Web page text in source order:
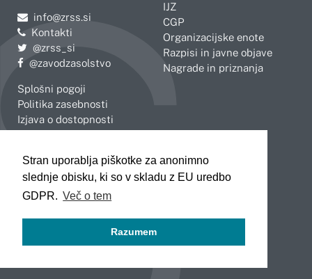
Stran uporablja piškotke za anonimno
slednje obisku, ki so v skladu z EU uredbo
GDPR. Več o tem
Razumem
Pošljite e-mail na
info@zrss.si
Kontakti
Pojdite na Twitter:
@zrss_si
Pojdite na Facebook:
@zavodzasolstvo
Splošni pogoji
Politika zasebnosti
Izjava o dostopnosti
IJZ
CGP
Organizacijske enote
Razpisi in javne objave
Nagrade in priznanja
Celje
Koper
Kranj
Novo mesto
Slovenj Gradec